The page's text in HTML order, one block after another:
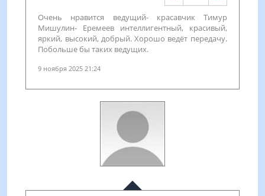
Очень нравится ведущий- красавчик Тимур
Мишулин- Еремеев интеллигентный, красивый,
яркий, высокий, добрый. Хорошо ведёт передачу.
Побольше бы таких ведущих.
9 ноября 2025 21:24